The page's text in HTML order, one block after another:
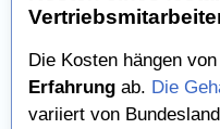
Die Kosten hängen von
Erfahrung ab. Die
variiert von